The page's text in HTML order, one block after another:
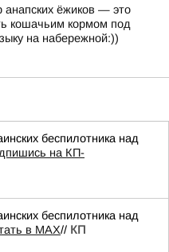
анапских ёжиков — это
кошачьим кормом под
на набережной:))
беспилотника над
на КП-
беспилотника над
в MAX// КП